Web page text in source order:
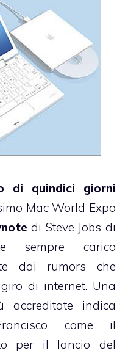
di quindici giorni
Mac World Expo
di Steve Jobs di
sempre carico
dai rumors che
di internet. Una
accreditate indica
come il
per il lancio del